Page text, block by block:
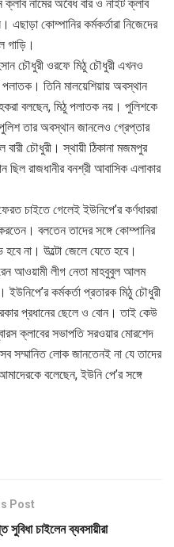
ক্লাব নামের অবৈধ বার ও নাইট ক্লাব
কোম্পানির কর্মকর্তারা নিজেদের
গাড়ি।
চৌধুরী ওরফে মিঠু চৌধুরী এখনও
তিনি মালয়েশিয়ায় অবস্থান
বলছেন, মিঠু পলাতক নয়। পুলিশকে
তার অবস্থান জানলেও গ্রেপ্তার
চৌধুরী। স্থায়ী ঠিকানা মজমপুর
ছিল রাজধানীর বনশ্রী আবাসিক এলাকার
চাইতে গেলেই ইউনিপে’র কর্ণধাররা
বলতেন তাদের সঙ্গে কোম্পানির
না। উল্টো জেলে যেতে হবে।
আওয়ামী লীগ নেতা মাহবুবুল আলম
কর্মকর্তা প্রতারক মিঠু চৌধুরী
প্রধানের ছেলে ও বোন। তাই কেউ
ক্লাবের সভাপতি সরওয়ার মোরশেদ
সম্মানিত লোক জানতেনই না যে তাদের
বলেছেন, ইউনি পে’র সঙ্গে
Post
সুবিধা চাইলেন ব্যবসায়ীরা